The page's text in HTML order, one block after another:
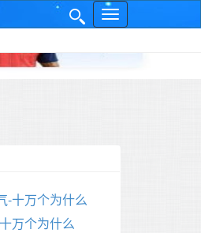
网
站
导
-十万个为什么
万个为什么